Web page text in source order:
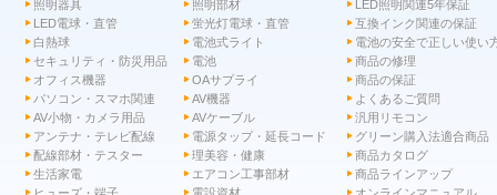
照明器具
照明部材
LED電球・直管
蛍光灯電球・直管
白熱球
電池式ライト
セキュリティ・防災用品
電池
オフィス機器
OAサプライ
パソコン・スマホ関連
AV機器
AV小物・カメラ用品
AVケーブル
アンテナ・テレビ配線
電源タップ・延長コード
配線部材・テスター
理美容・健康
生活家電
エアコン工事部材
LED照明関連5年保証
互換インク関連の保証
電池の安全で正しい使い
商品の修理
商品の保証
よくあるご質問
汎用リモコン
グリーン購入法適合商品
商品カタログ
商品ラインアップ